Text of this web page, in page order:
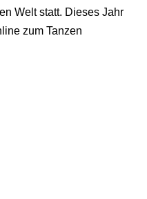
Welt statt. Dieses Jahr
zum Tanzen